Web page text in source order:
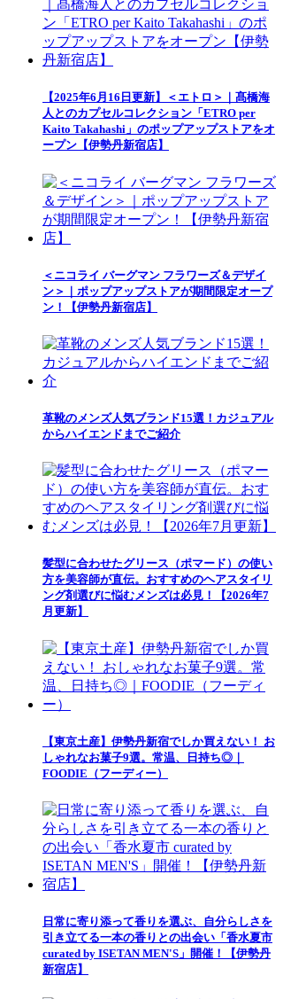
【2025年6月16日更新】＜エトロ＞｜髙橋海
人とのカプセルコレクション「ETRO per
Kaito Takahashi」のポップアップストアをオ
ープン【伊勢丹新宿店】
＜ニコライ バーグマン フラワーズ＆デザイ
ン＞｜ポップアップストアが期間限定オープ
ン！【伊勢丹新宿店】
革靴のメンズ人気ブランド15選！カジュアル
からハイエンドまでご紹介
髪型に合わせたグリース（ポマード）の使い
方を美容師が直伝。おすすめのヘアスタイリ
ング剤選びに悩むメンズは必見！【2026年7
月更新】
【東京土産】伊勢丹新宿でしか買えない！ お
しゃれなお菓子9選。常温、日持ち◎｜
FOODIE（フーディー）
日常に寄り添って香りを選ぶ、自分らしさを
引き立てる一本の香りとの出会い「香水夏市
curated by ISETAN MEN'S」開催！【伊勢丹
新宿店】